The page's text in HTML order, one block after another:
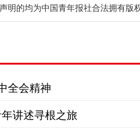
明的均为中国青年报社合法拥有版
全会精神
讲述寻根之旅